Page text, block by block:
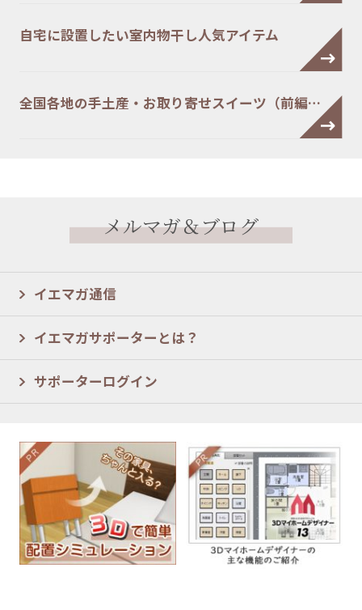
自宅に設置したい室内物干し人気アイテム
全国各地の手土産・お取り寄せスイーツ（前編…
メルマガ＆ブログ
イエマガ通信
イエマガサポーターとは？
サポーターログイン